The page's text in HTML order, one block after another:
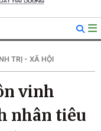
TRỊ - XÃ HỘI
vinh
nhân tiêu